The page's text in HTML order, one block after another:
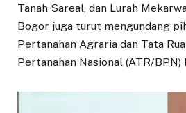
Tanah Sareal, dan Lurah
Bogor juga turut mengundang
Pertanahan Agraria dan Tata
Pertanahan Nasional (ATR/BPN)